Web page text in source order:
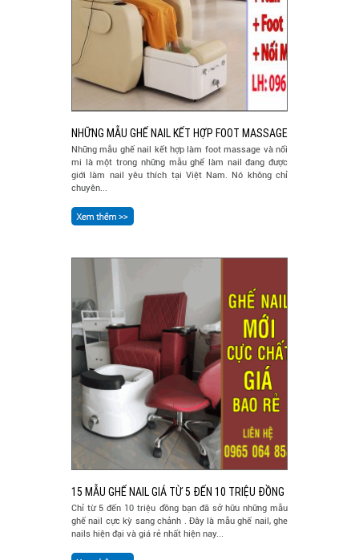
NHỮNG MẪU GHẾ NAIL KẾT HỢP FOOT MASSAGE
Những mẫu ghế nail kết hợp làm foot massage và nối
mi là một trong những mẫu ghế làm nail đang được
giới làm nail yêu thích tại Việt Nam. Nó không chỉ
chuyên...
15 MẪU GHẾ NAIL GIÁ TỪ 5 ĐẾN 10 TRIỆU ĐỒNG
Chỉ từ 5 đến 10 triệu đồng bạn đã sở hữu những mẫu
ghế nail cực kỳ sang chảnh . Đây là mẫu ghế nail, ghe
nails hiện đại và giá rẻ nhất hiện nay...